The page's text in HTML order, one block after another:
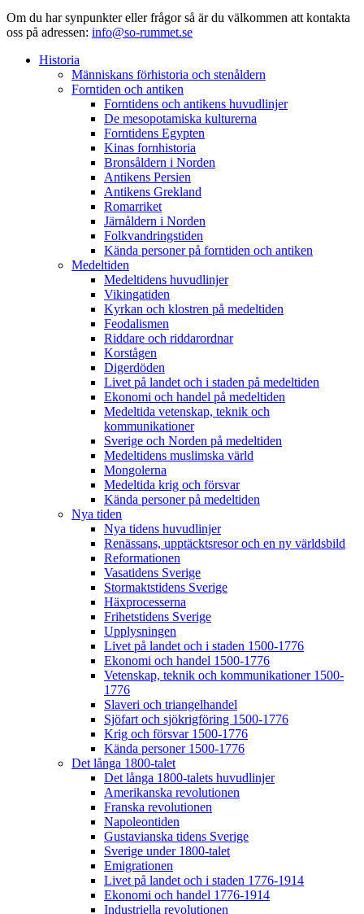
Om du har synpunkter eller frågor så är du välkommen att kontakta
oss på adressen: info@so-rummet.se
Historia
Människans förhistoria och stenåldern
Forntiden och antiken
Forntidens och antikens huvudlinjer
De mesopotamiska kulturerna
Forntidens Egypten
Kinas fornhistoria
Bronsåldern i Norden
Antikens Persien
Antikens Grekland
Romarriket
Järnåldern i Norden
Folkvandringstiden
Kända personer på forntiden och antiken
Medeltiden
Medeltidens huvudlinjer
Vikingatiden
Kyrkan och klostren på medeltiden
Feodalismen
Riddare och riddarordnar
Korstågen
Digerdöden
Livet på landet och i staden på medeltiden
Ekonomi och handel på medeltiden
Medeltida vetenskap, teknik och
kommunikationer
Sverige och Norden på medeltiden
Medeltidens muslimska värld
Mongolerna
Medeltida krig och försvar
Kända personer på medeltiden
Nya tiden
Nya tidens huvudlinjer
Renässans, upptäcktsresor och en ny världsbild
Reformationen
Vasatidens Sverige
Stormaktstidens Sverige
Häxprocesserna
Frihetstidens Sverige
Upplysningen
Livet på landet och i staden 1500-1776
Ekonomi och handel 1500-1776
Vetenskap, teknik och kommunikationer 1500-
1776
Slaveri och triangelhandel
Sjöfart och sjökrigföring 1500-1776
Krig och försvar 1500-1776
Kända personer 1500-1776
Det långa 1800-talet
Det långa 1800-talets huvudlinjer
Amerikanska revolutionen
Franska revolutionen
Napoleontiden
Gustavianska tidens Sverige
Sverige under 1800-talet
Emigrationen
Livet på landet och i staden 1776-1914
Ekonomi och handel 1776-1914
Industriella revolutionen